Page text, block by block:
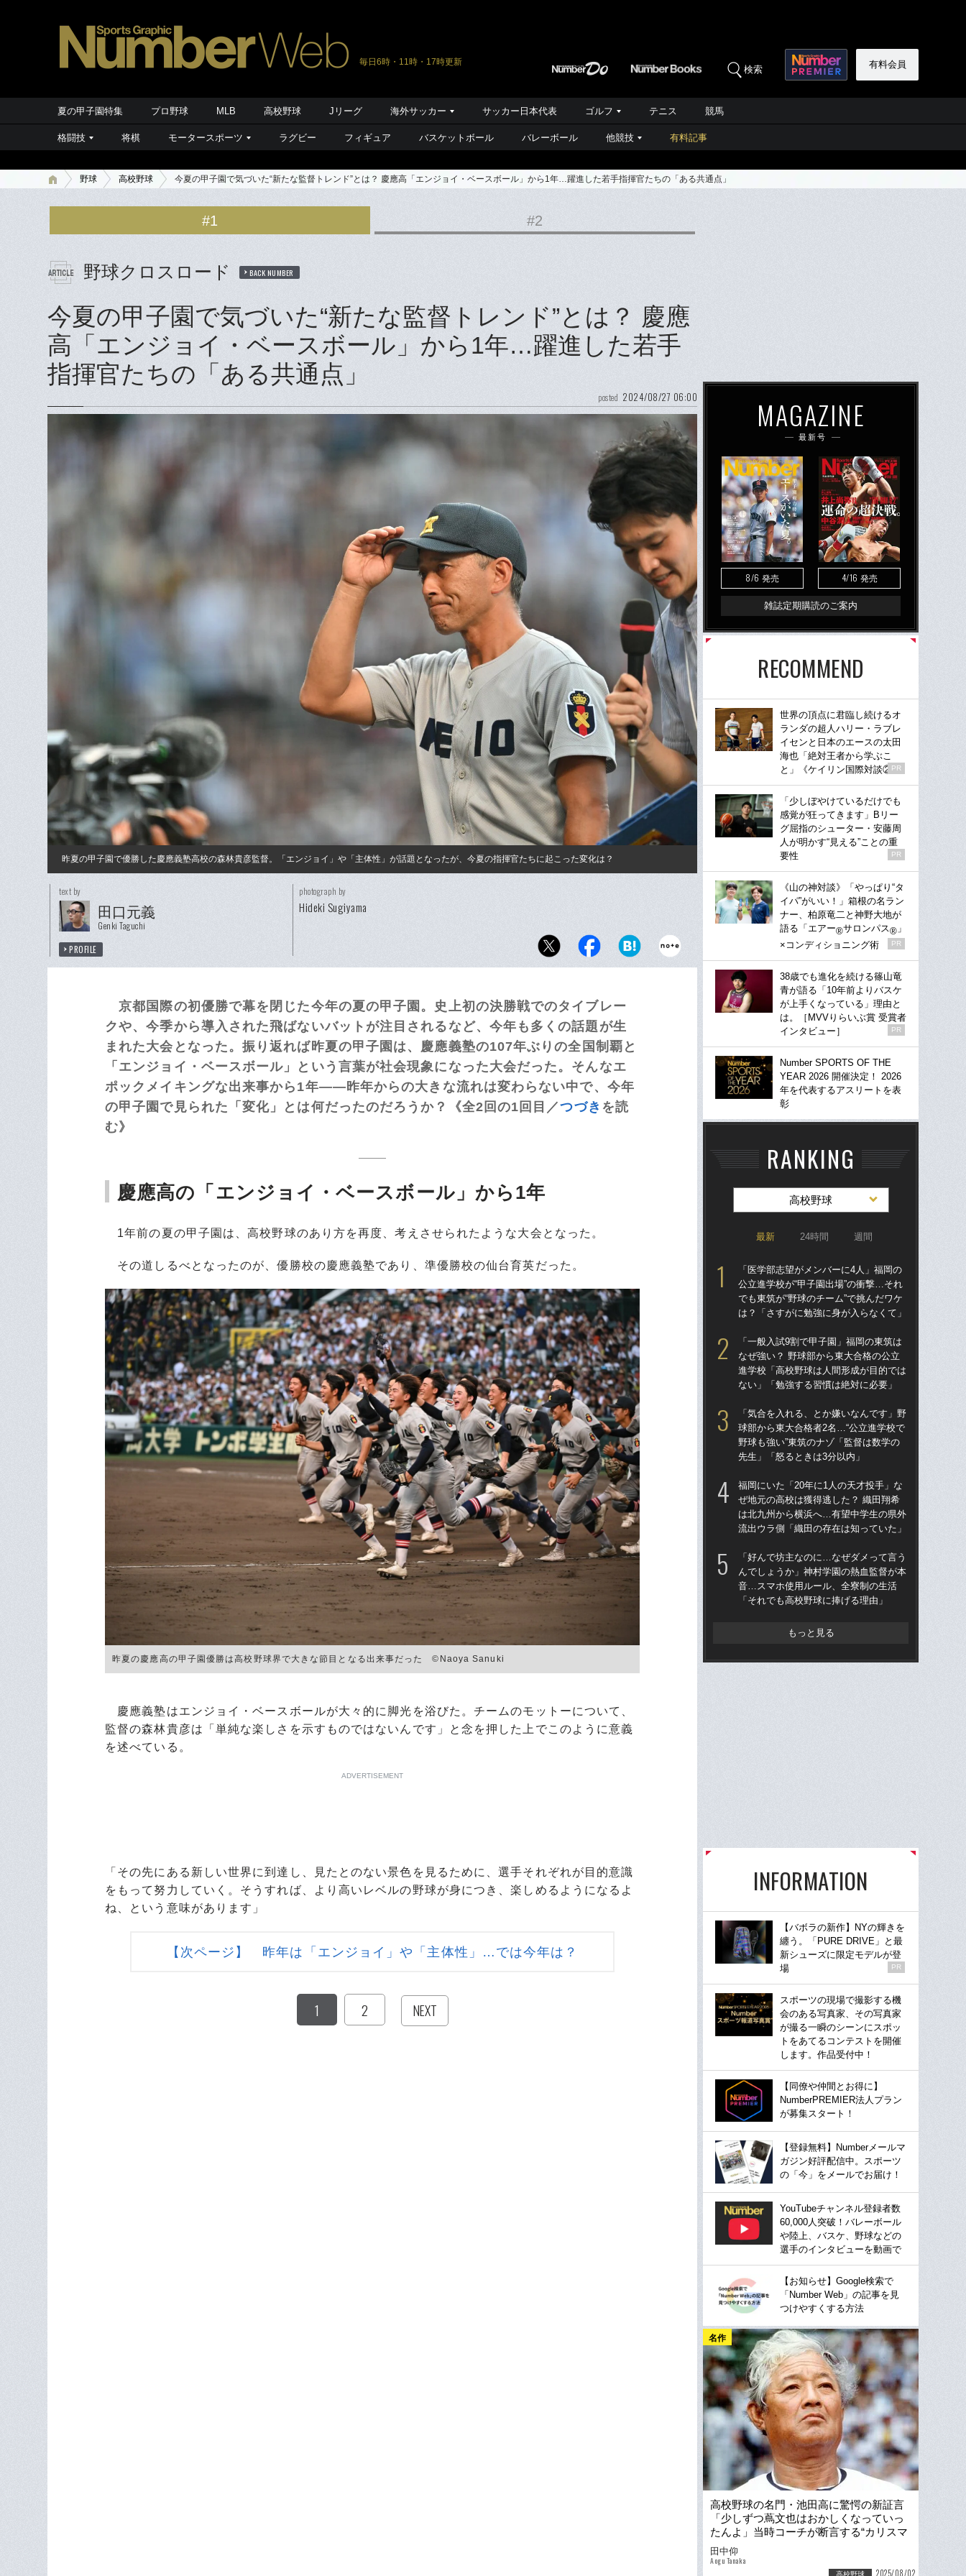
毎日6時・11時・17時更新
検索 有料会員
夏の甲子園特集 プロ野球 MLB 高校野球 Jリーグ 海外サッカー サッカー日本代表 ゴルフ テニス 競馬
格闘技 将棋 モータースポーツ ラグビー フィギュア バスケットボール バレーボール 他競技 有料記事
野球 高校野球 今夏の甲子園で気づいた“新たな監督トレンド”とは？ 慶應高「エンジョイ・ベースボール」から1年…躍進した若手指揮官たちの「ある共通点」
#1 #2
野球クロスロード BACK NUMBER
今夏の甲子園で気づいた“新たな監督トレンド”とは？ 慶應
高「エンジョイ・ベースボール」から1年…躍進した若手
指揮官たちの「ある共通点」
posted 2024/08/27 06:00
昨夏の甲子園で優勝した慶應義塾高校の森林貴彦監督。「エンジョイ」や「主体性」が話題となったが、今夏の指揮官たちに起こった変化は？
text by
田口元義
Genki Taguchi
PROFILE
photograph by
Hideki Sugiyama
京都国際の初優勝で幕を閉じた今年の夏の甲子園。史上初の決勝戦でのタイブレー
クや、今季から導入された飛ばないバットが注目されるなど、今年も多くの話題が生
まれた大会となった。振り返れば昨夏の甲子園は、慶應義塾の107年ぶりの全国制覇と
「エンジョイ・ベースボール」という言葉が社会現象になった大会だった。そんなエ
ポックメイキングな出来事から1年――昨年からの大きな流れは変わらない中で、今年
の甲子園で見られた「変化」とは何だったのだろうか？《全2回の1回目／つづき を読
む》
慶應高の「エンジョイ・ベースボール」から1年
1年前の夏の甲子園は、高校野球のあり方を再度、考えさせられたような大会となった。
その道しるべとなったのが、優勝校の慶應義塾であり、準優勝校の仙台育英だった。
昨夏の慶應高の甲子園優勝は高校野球界で大きな節目となる出来事だった ©Naoya Sanuki
慶應義塾はエンジョイ・ベースボールが大々的に脚光を浴びた。チームのモットーについて、
監督の森林貴彦は「単純な楽しさを示すものではないんです」と念を押した上でこのように意義
を述べている。
ADVERTISEMENT
「その先にある新しい世界に到達し、見たとのない景色を見るために、選手それぞれが目的意識
をもって努力していく。そうすれば、より高いレベルの野球が身につき、楽しめるようになるよ
ね、という意味があります」
【次ページ】 昨年は「エンジョイ」や「主体性」…では今年は？
1 2 NEXT
MAGAZINE
最新号
8/6 発売 4/16 発売
雑誌定期購読のご案内
RECOMMEND
世界の頂点に君臨し続けるオ
ランダの超人ハリー・ラブレ
イセンと日本のエースの太田
海也「絶対王者から学ぶこ
と」《ケイリン国際対談②》
PR
「少しぼやけているだけでも
感覚が狂ってきます」Bリー
グ屈指のシューター・安藤周
人が明かす“見える”ことの重
要性
PR
《山の神対談》「やっぱり“タ
イパ”がいい！」箱根の名ラン
ナー、柏原竜二と神野大地が
語る「エアー®サロンパス® 」
×コンディショニング術
PR
38歳でも進化を続ける篠山竜
青が語る「10年前よりバスケ
が上手くなっている」理由と
は。［MVVりらいぶ賞 受賞者
インタビュー］
PR
Number SPORTS OF THE
YEAR 2026 開催決定！ 2026
年を代表するアスリートを表
彰
RANKING
高校野球
最新 24時間 週間
「医学部志望がメンバーに4人」福岡の
公立進学校が“甲子園出場”の衝撃…それ
でも東筑が“野球のチーム”で挑んだワケ
は？「さすがに勉強に身が入らなくて」
「一般入試9割で甲子園」福岡の東筑は
なぜ強い？ 野球部から東大合格の公立
進学校「高校野球は人間形成が目的では
ない」「勉強する習慣は絶対に必要」
「気合を入れる、とか嫌いなんです」野
球部から東大合格者2名…“公立進学校で
野球も強い”東筑のナゾ「監督は数学の
先生」「怒るときは3分以内」
福岡にいた「20年に1人の天才投手」な
ぜ地元の高校は獲得逃した？ 織田翔希
は北九州から横浜へ…有望中学生の県外
流出ウラ側「織田の存在は知っていた」
「好んで坊主なのに…なぜダメって言う
んでしょうか」神村学園の熱血監督が本
音…スマホ使用ルール、全寮制の生活
「それでも高校野球に捧げる理由」
もっと見る
INFORMATION
【バボラの新作】NYの輝きを
纏う。「PURE DRIVE」と最
新シューズに限定モデルが登
場
PR
スポーツの現場で撮影する機
会のある写真家、その写真家
が撮る一瞬のシーンにスポッ
トをあてるコンテストを開催
します。作品受付中！
【同僚や仲間とお得に】
NumberPREMIER法人プラン
が募集スタート！
【登録無料】Numberメールマ
ガジン好評配信中。スポーツ
の「今」をメールでお届け！
YouTubeチャンネル登録者数
60,000人突破！バレーボール
や陸上、バスケ、野球などの
選手のインタビューを動画で
【お知らせ】Google検索で
「Number Web」の記事を見
つけやすくする方法
名作
高校野球の名門・池田高に驚愕の新証言
「少しずつ蔦文也はおかしくなっていっ
たんよ」当時コーチが断言する“カリスマ
名将の異変”…徳島現地で取材
田中仰
Aogu Tanaka
高校野球 2025/08/02